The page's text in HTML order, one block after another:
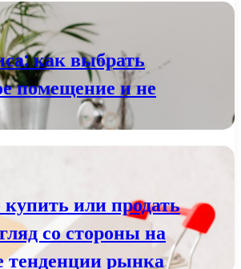
как выбрать
помещение и не
или продать
со стороны на
тенденции рынка